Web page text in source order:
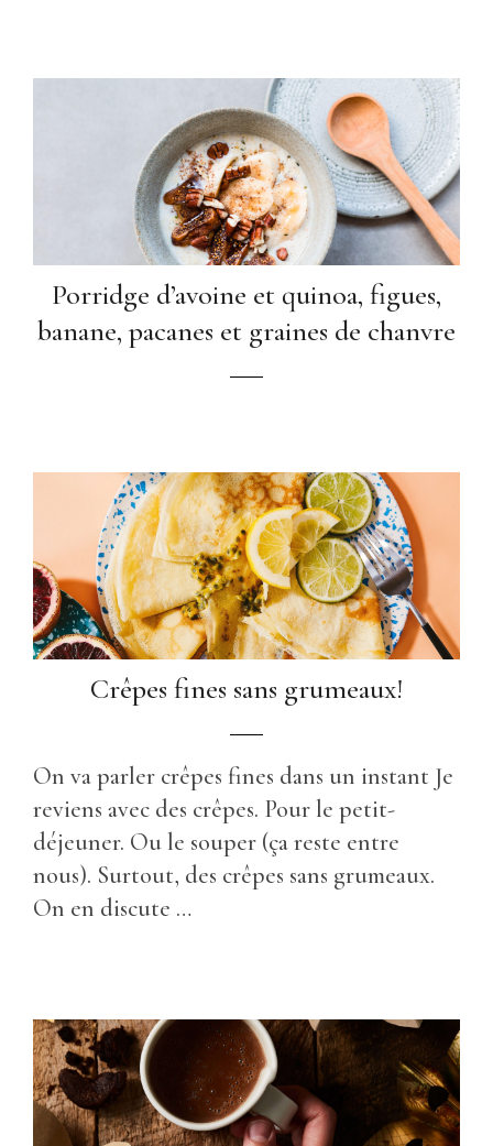
Porridge d’avoine et quinoa, figues,
banane, pacanes et graines de chanvre
Crêpes fines sans grumeaux!
On va parler crêpes fines dans un instant Je
reviens avec des crêpes. Pour le petit-
déjeuner. Ou le souper (ça reste entre
nous). Surtout, des crêpes sans grumeaux.
On en discute …